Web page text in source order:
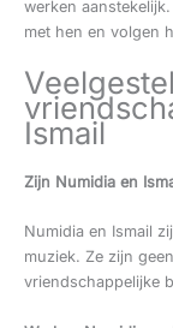
werken
met hen en volgen
Ismail
Zijn Numidia en
Numidia en Ismail
muziek. Ze zijn
vriendschappelijke